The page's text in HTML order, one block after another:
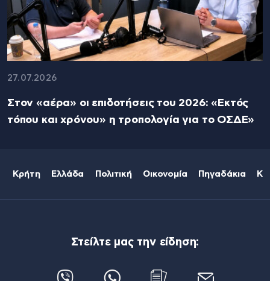
27.07.2026
Στον «αέρα» οι επιδοτήσεις του 2026: «Εκτός
τόπου και χρόνου» η τροπολογία για το ΟΣΔΕ»
Κρήτη Ελλάδα Πολιτική Οικονομία Πηγαδάκια
Στείλτε μας την είδηση: